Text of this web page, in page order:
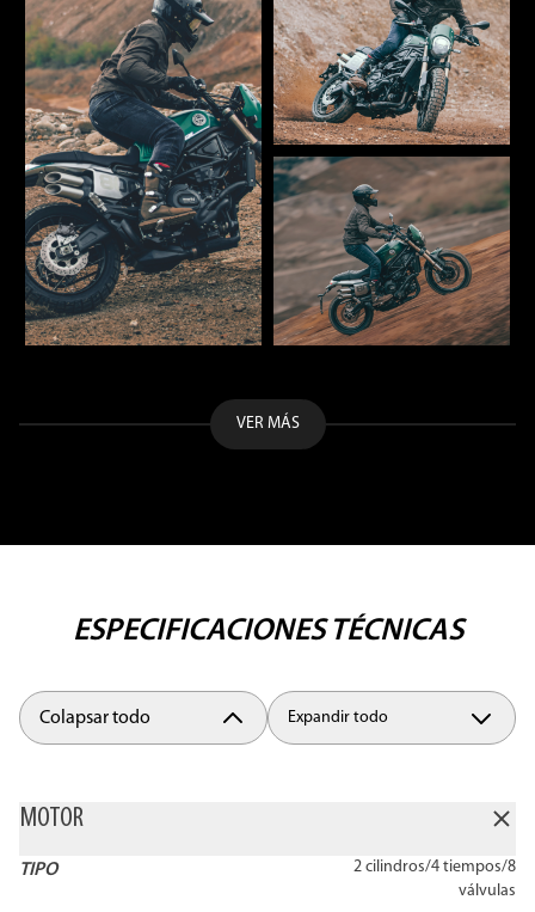
VER MÁS
ESPECIFICACIONES TÉCNICAS
Colapsar todo Expandir todo
MOTOR
TIPO
2 cilindros/4 tiempos/8
válvulas